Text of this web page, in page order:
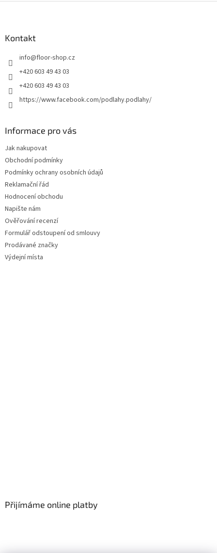
Kontakt
info@floor-shop.cz
+420 603 49 43 03
+420 603 49 43 03
https://www.facebook.com/podlahy.podlahy/
Informace pro vás
Jak nakupovat
Obchodní podmínky
Podmínky ochrany osobních údajů
Reklamační řád
Hodnocení obchodu
Napište nám
Ověřování recenzí
Formulář odstoupení od smlouvy
Prodávané značky
Výdejní místa
Přijímáme online platby